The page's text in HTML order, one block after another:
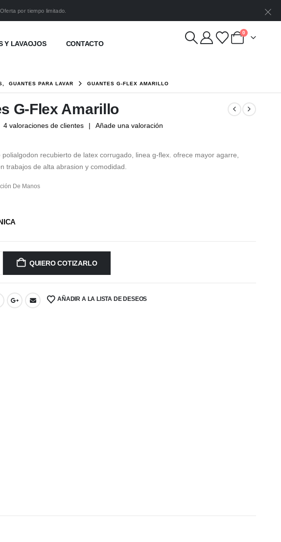
por tiempo limitado.
Y LAVAOJOS CONTACTO
0
GUANTES PARA LAVAR GUANTES G-FLEX AMARILLO
G-Flex Amarillo
4valoraciones de clientes | Añade una valoración
polialgodon recubierto de latex corrugado, linea g-flex. ofrece mayor agarre,
trabajos de alta abrasion y comodidad.
De Manos
QUIERO COTIZARLO
AÑADIR A LA LISTA DE DESEOS